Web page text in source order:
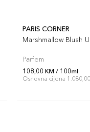
PARIS CORNER
Marshmallow Blush
Parfem
108,00 KM / 100ml
Osnovna cijena